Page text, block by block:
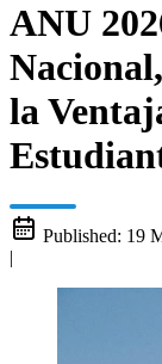
ANU
la
Published: 19
|